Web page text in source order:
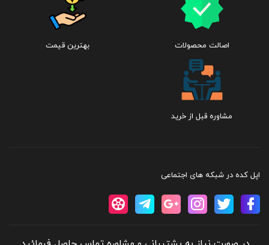
اصالت محصولات بهترین قیمت
مشاوره قبل از خرید
اپل کده در شبکه های اجتماعی